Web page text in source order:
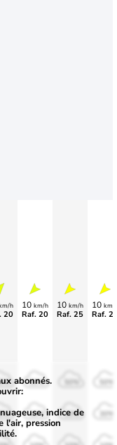
h
20
10 km/h
Raf. 20
10 km/h
Raf. 25
10 km/
Raf.
50%
30% 30% 30%
abonnés.
indice de
l'air, pression